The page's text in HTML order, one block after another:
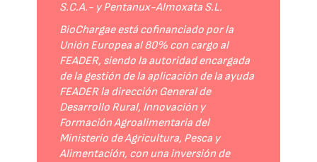
S.C.A.- y Pentanux-Almoxata S.L.
BioChargae está cofinanciado por la
Unión Europea al 80% con cargo al
FEADER, siendo la autoridad encargada
de la gestión de la aplicación de la ayuda
FEADER la dirección General de
Desarrollo Rural, Innovación y
Formación Agroalimentaria del
Ministerio de Agricultura, Pesca y
Alimentación, con una inversión de